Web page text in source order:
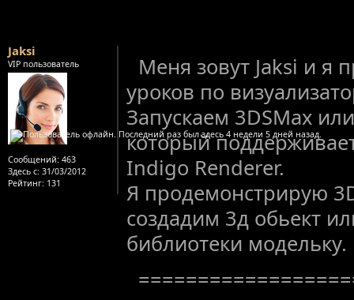
Jaksi
VIP пользователь
Сообщений: 463
Здесь с: 31/03/2012
Рейтинг: 131
Меня зовут Jaksi и я
уроков по
Запускаем 3DSMax
который
Indigo Renderer.
Я продемонстрирую
создадим 3д обьект
библиотеки модельку.